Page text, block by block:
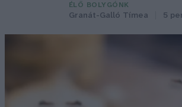
ÉLŐ BOLYGÓNK
Granát-Galló Tímea 5